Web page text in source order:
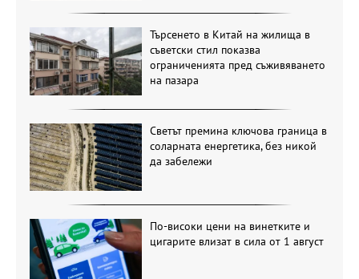
Търсенето в Китай на жилища в
съветски стил показва
ограниченията пред съживяването
на пазара
Светът премина ключова граница в
соларната енергетика, без никой
да забележи
По-високи цени на винетките и
цигарите влизат в сила от 1 август